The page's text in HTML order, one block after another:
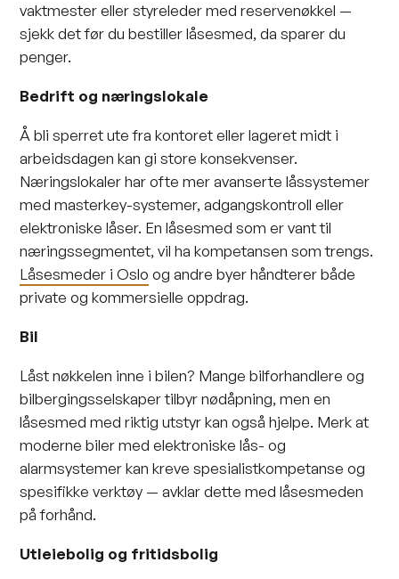
vaktmester eller styreleder med reservenøkkel —
sjekk det før du bestiller låsesmed, da sparer du
penger.
Bedrift og næringslokale
Å bli sperret ute fra kontoret eller lageret midt i
arbeidsdagen kan gi store konsekvenser.
Næringslokaler har ofte mer avanserte låssystemer
med masterkey-systemer, adgangskontroll eller
elektroniske låser. En låsesmed som er vant til
næringssegmentet, vil ha kompetansen som trengs.
Låsesmeder i Oslo og andre byer håndterer både
private og kommersielle oppdrag.
Bil
Låst nøkkelen inne i bilen? Mange bilforhandlere og
bilbergingsselskaper tilbyr nødåpning, men en
låsesmed med riktig utstyr kan også hjelpe. Merk at
moderne biler med elektroniske lås- og
alarmsystemer kan kreve spesialistkompetanse og
spesifikke verktøy — avklar dette med låsesmeden
på forhånd.
Utleiebolig og fritidsbolig